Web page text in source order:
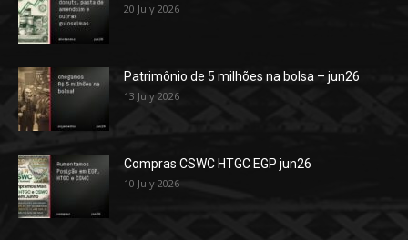
20 July 2026
Patrimônio de 5 milhões na bolsa – jun26
13 July 2026
Compras CSWC HTGC EGP jun26
10 July 2026